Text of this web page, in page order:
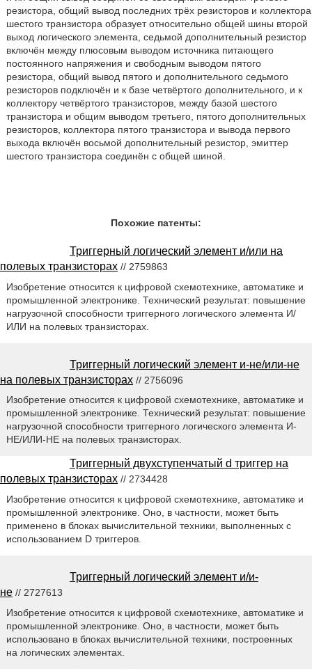
резистора, общий вывод последних трёх резисторов и коллектора
шестого транзистора образует относительно общей шины второй
выход логического элемента, седьмой дополнительный резистор
включён между плюсовым выводом источника питающего
постоянного напряжения и свободным выводом пятого
резистора, общий вывод пятого и дополнительного седьмого
резисторов подключён и к базе четвёртого дополнительного, и к
коллектору четвёртого транзисторов, между базой шестого
транзистора и общим выводом третьего, пятого дополнительных
резисторов, коллектора пятого транзистора и вывода первого
выхода включён восьмой дополнительный резистор, эмиттер
шестого транзистора соединён с общей шиной.
Похожие патенты:
Триггерный логический элемент и/или на
полевых транзисторах // 2759863
Изобретение относится к цифровой схемотехнике, автоматике и
промышленной электронике. Технический результат: повышение
нагрузочной способности триггерного логического элемента И/
ИЛИ на полевых транзисторах.
Триггерный логический элемент и-не/или-не
на полевых транзисторах // 2756096
Изобретение относится к цифровой схемотехнике, автоматике и
промышленной электронике. Технический результат: повышение
нагрузочной способности триггерного логического элемента И-
НЕ/ИЛИ-НЕ на полевых транзисторах.
Триггерный двухступенчатый d триггер на
полевых транзисторах // 2734428
Изобретение относится к цифровой схемотехнике, автоматике и
промышленной электронике. Оно, в частности, может быть
применено в блоках вычислительной техники, выполненных с
использованием D триггеров.
Триггерный логический элемент и/и-
не // 2727613
Изобретение относится к цифровой схемотехнике, автоматике и
промышленной электронике. Оно, в частности, может быть
использовано в блоках вычислительной техники, построенных
на логических элементах.